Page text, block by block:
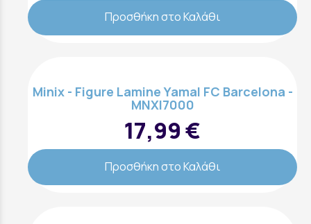
Προσθήκη στο Καλάθι
Minix - Figure Lamine Yamal FC Barcelona -
MNXI7000
17,99 €
Προσθήκη στο Καλάθι